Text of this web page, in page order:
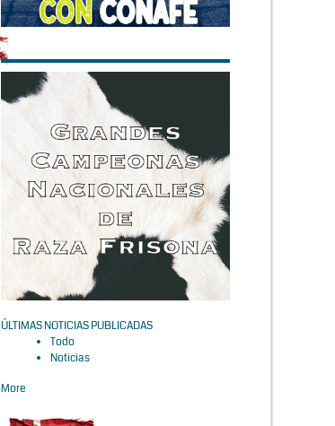
ÚLTIMAS NOTICIAS PUBLICADAS
Todo
Noticias
More